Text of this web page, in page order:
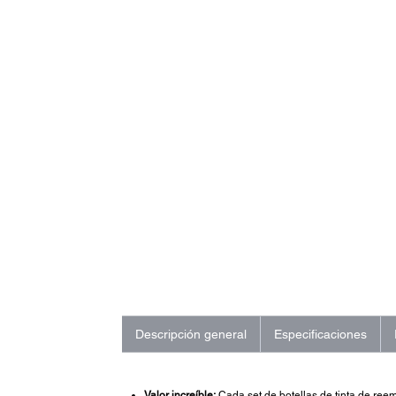
Descripción general Especificaciones